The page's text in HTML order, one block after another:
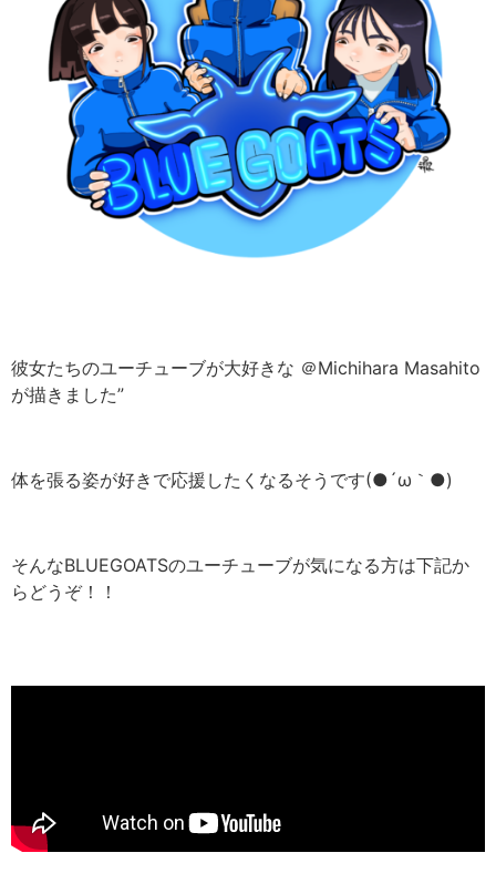
彼女たちのユーチューブが大好きな ＠Michihara Masahito
が描きました”
体を張る姿が好きで応援したくなるそうです(●´ω｀●)
そんなBLUEGOATSのユーチューブが気になる方は下記か
らどうぞ！！